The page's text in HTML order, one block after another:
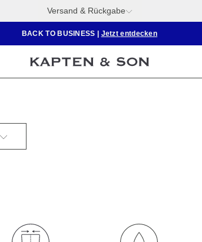
Versand & Rückgabe
BACK TO BUSINESS Jetzt entdecken